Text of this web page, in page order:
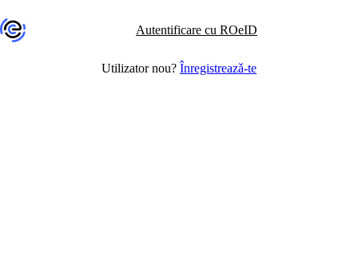
Autentificare cu ROeID
Utilizator nou? Înregistreazǎ-te